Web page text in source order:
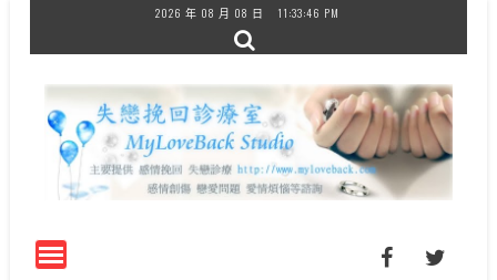
content
2026 年 08 月 08 日 11:33:47 PM